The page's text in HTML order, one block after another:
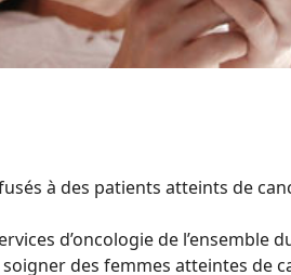
à des patients atteints de
d’oncologie de
des femmes atteintes de